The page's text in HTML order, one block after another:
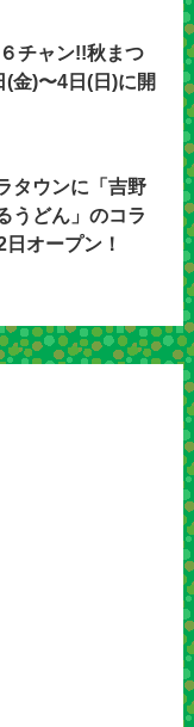
チャン!!秋まつ
(金)〜4日(日)に開
タウンに「吉野
うどん」のコラ
オープン！